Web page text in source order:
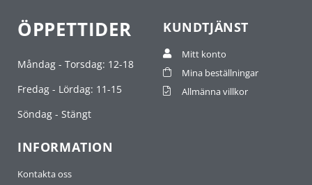
ÖPPETTIDER
Måndag - Torsdag: 12-18
Fredag - Lördag: 11-15
Söndag - Stängt
KUNDTJÄNST
Mitt konto
Mina beställningar
Allmänna villkor
INFORMATION
Kontakta oss